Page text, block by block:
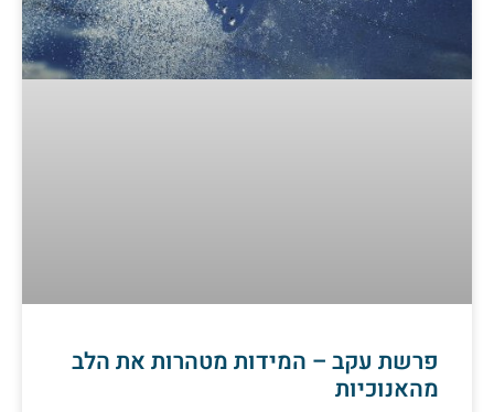
פרשת עקב – המידות מטהרות את הלב
מהאנוכיות